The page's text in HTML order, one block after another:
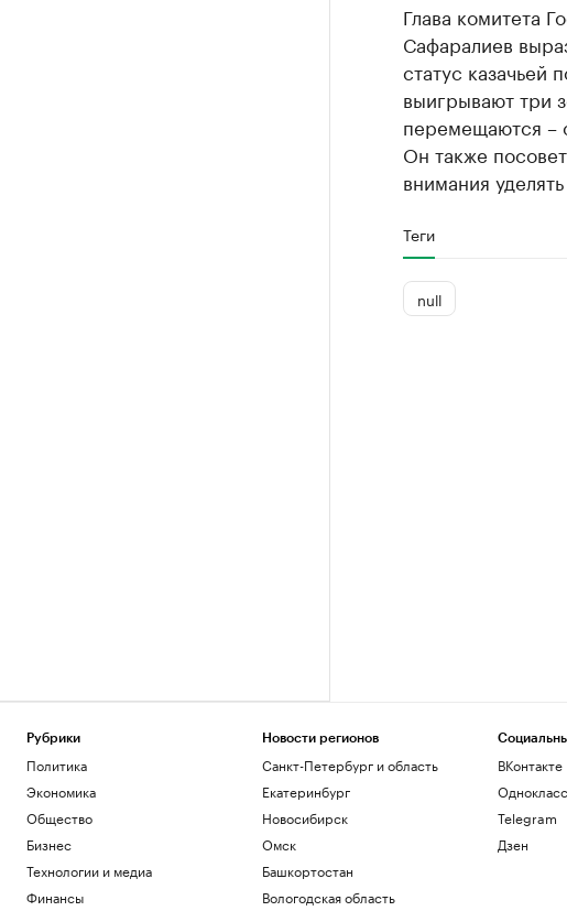
Глава комитета
Сафаралиев
статус казачьей
выигрывают три
перемещаются –
Он также
внимания
Теги
null
Рубрики
Политика
Экономика
Общество
Бизнес
Технологии и медиа
Финансы
Новости регионов
Санкт-Петербург и область
Екатеринбург
Новосибирск
Омск
Башкортостан
Вологодская область
ВКонтакте
Telegram
Дзен